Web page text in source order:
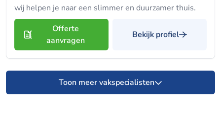
wij helpen je naar een slimmer en duurzamer thuis.
Offerte
aanvragen
Bekijk profiel
Toon meer vakspecialisten